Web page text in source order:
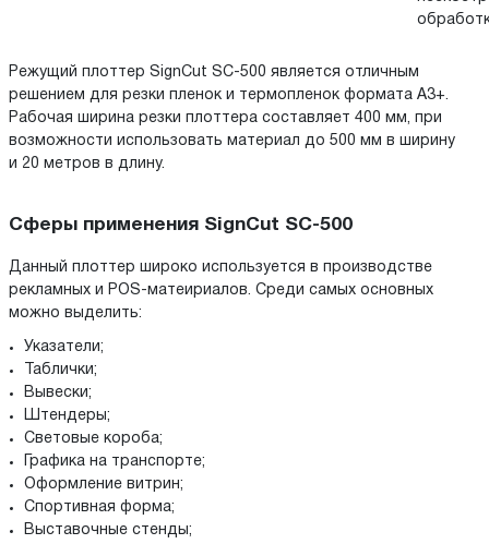
Режущий плоттер SignCut SC-500 является отличным
решением для резки пленок и термопленок формата А3+.
Рабочая ширина резки плоттера составляет 400 мм, при
возможности использовать материал до 500 мм в ширину
и 20 метров в длину.
Сферы применения SignCut SC-500
Данный плоттер широко используется в производстве
рекламных и POS-матеириалов. Среди самых основных
можно выделить:
Указатели;
Таблички;
Вывески;
Штендеры;
Световые короба;
Графика на транспорте;
Оформление витрин;
Спортивная форма;
Выставочные стенды;